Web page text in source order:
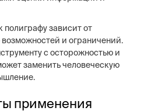
полиграфу зависит от
и ограничений.
с осторожностью и
заменить человеческую
применения